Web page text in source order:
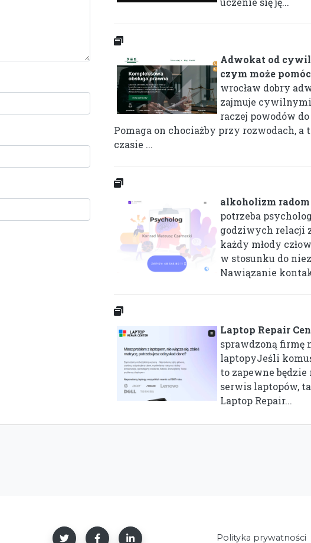
Adwokat od
czym może pomóc
wrocław dobry
zajmuje
raczej powodów
Pomaga on chociażby przy rozwodach,
czasie ...
alkoholizm radom
potrzeba
godziwych relacji
każdy młody
w stosunku do
Nawiązanie
Laptop Repair
sprawdzoną firmę
laptopyJeśli
to zapewne będzie
serwis laptopów,
Laptop Repair...
Polityka prywatności